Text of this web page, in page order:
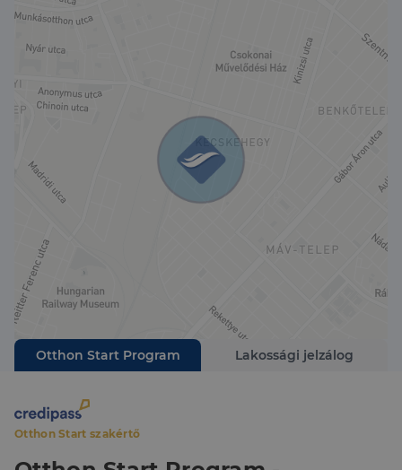
Otthon Start Program Lakossági jelzálog
Otthon Start szakértő